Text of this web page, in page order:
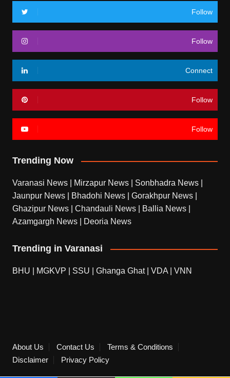
Follow
Follow
Connect
Follow
Follow
Trending Now
Varanasi News Mirzapur News Sonbhadra News
Jaunpur News
Bhadohi News Gorakhpur News
Ghazipur News
Chandauli News Ballia News
Azamgargh News
Deoria News
Trending in Varanasi
BHU MGKVP SSU Ghanga Ghat| VDA VNN
About Us Contact Us
Terms & Conditions
Disclaimer
Privacy Policy